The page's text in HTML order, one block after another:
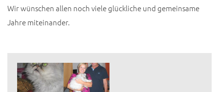
Wir wünschen allen noch viele glückliche und gemeinsame
Jahre miteinander.